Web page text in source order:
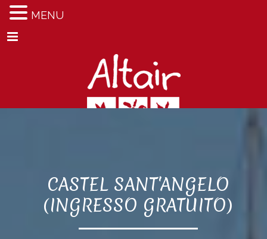
Menu
CASTEL SANT'ANGELO
(INGRESSO GRATUITO)
MENU